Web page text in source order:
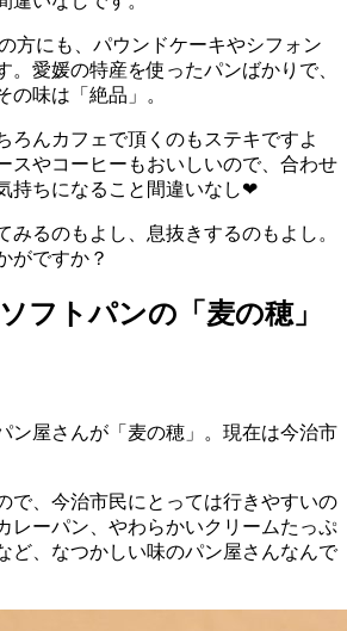
方にも、パウンドケーキやシフォン
。愛媛の特産を使ったパンばかりで、
味は「絶品」。
ろんカフェで頂くのもステキですよ
スやコーヒーもおいしいので、合わせ
持ちになること間違いなし❤
みるのもよし、息抜きするのもよし。
がですか？
フトパンの「麦の穂」
ン屋さんが「麦の穂」。現在は今治市
で、今治市民にとっては行きやすいの
レーパン、やわらかいクリームたっぷ
ど、なつかしい味のパン屋さんなんで